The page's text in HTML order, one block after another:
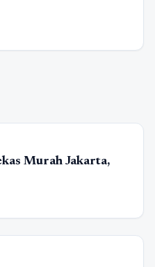
Murah Jakarta,